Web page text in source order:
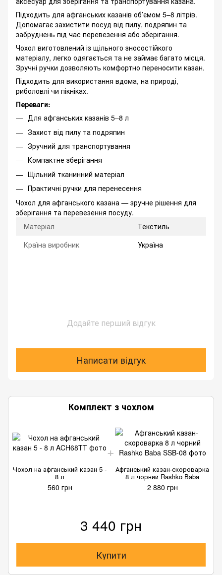
Підходить для афганських казанів об’ємом 5–8 літрів.
Допомагає захистити посуд від пилу, подряпин та
забруднень під час перевезення або зберігання.
Чохол виготовлений із щільного зносостійкого
матеріалу, легко одягається та не займає багато місця.
Зручні ручки дозволяють комфортно переносити казан.
Підходить для використання вдома, на природі,
риболовлі чи пікніках.
Переваги:
Для афганських казанів 5–8 л
Захист від пилу та подряпин
Зручний для транспортування
Компактне зберігання
Щільний тканинний матеріал
Практичні ручки для перенесення
Чохол для афганського казана — зручне рішення для
зберігання та перевезення посуду.
Матеріал
Текстиль
Країна виробник
Україна
Додайте перший відгук
Написати відгук
Комплект з чохлом
Чохол на афганський казан 5 -
8 л
560 грн
Афганський казан-скороварка
8 л чорний Rashko Baba
2 880 грн
3 440 грн
Купити